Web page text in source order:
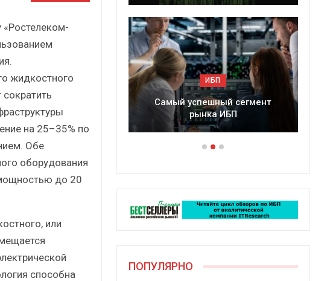
жидкостного
на 25–35% по
Обе
оборудования
до 20
или
способна
ИБП
ИБП в депрессии?
Часть II.
ИБП
Самый успешный сегмент
рынка ИБП
ПОПУЛЯРНО